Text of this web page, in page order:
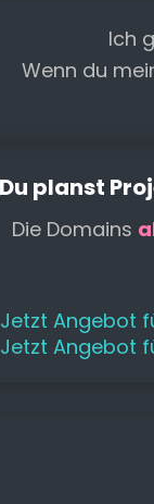
Ich
Wenn du
Du planst
Die Domains
Jetzt Angebot
Jetzt Angebot